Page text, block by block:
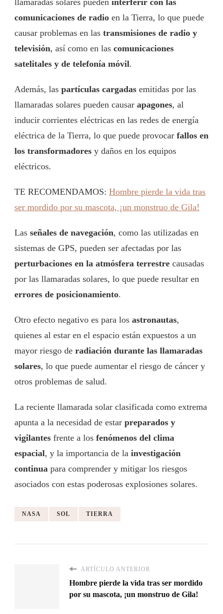
comunicaciones de radio en la Tierra, lo que puede
causar problemas en las transmisiones de radio y
televisión, así como en las comunicaciones
satelitales y de telefonía móvil.
Además, las partículas cargadas emitidas por las
llamaradas solares pueden causar apagones, al
inducir corrientes eléctricas en las redes de energía
eléctrica de la Tierra, lo que puede provocar fallos en
los transformadores y daños en los equipos
eléctricos.
TE RECOMENDAMOS: Hombre pierde la vida tras
ser mordido por su mascota, ¡un monstruo de Gila!
Las señales de navegación, como las utilizadas en
sistemas de GPS, pueden ser afectadas por las
perturbaciones en la atmósfera terrestre causadas
por las llamaradas solares, lo que puede resultar en
errores de posicionamiento.
Otro efecto negativo es para los astronautas,
quienes al estar en el espacio están expuestos a un
mayor riesgo de radiación durante las llamaradas
solares, lo que puede aumentar el riesgo de cáncer y
otros problemas de salud.
La reciente llamarada solar clasificada como extrema
apunta a la necesidad de estar preparados y
vigilantes frente a los fenómenos del clima
espacial, y la importancia de la investigación
continua para comprender y mitigar los riesgos
asociados con estas poderosas explosiones solares.
NASA SOL TIERRA
ARTÍCULO ANTERIOR
Hombre pierde la vida tras ser mordido
por su mascota, ¡un monstruo de Gila!